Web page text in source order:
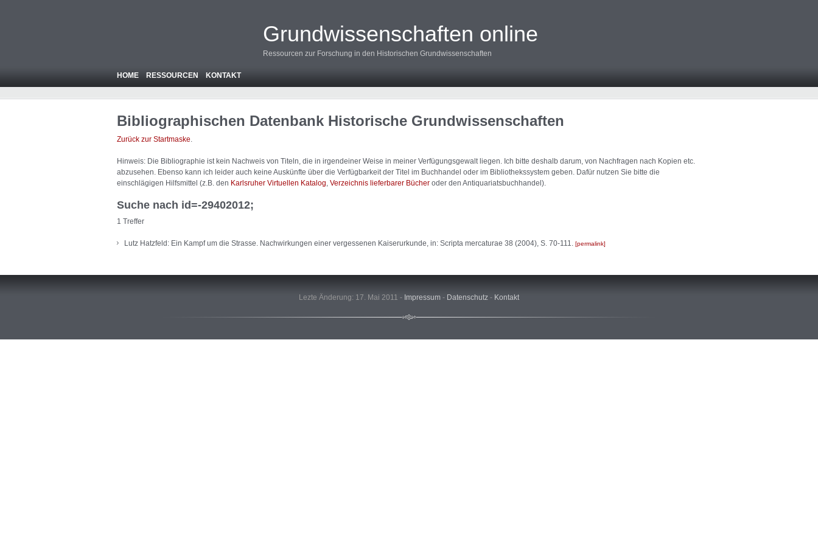
Grundwissenschaften online
Ressourcen zur Forschung in den Historischen Grundwissenschaften
HOME RESSOURCEN KONTAKT
Bibliographischen Datenbank Historische Grundwissenschaften
Zurück zur Startmaske.
Hinweis: Die Bibliographie ist kein Nachweis von Titeln, die in irgendeiner Weise in meiner Verfügungsgewalt liegen. Ich bitte deshalb darum, von Nachfragen nach Kopien etc.
abzusehen. Ebenso kann ich leider auch keine Auskünfte über die Verfügbarkeit der Titel im Buchhandel oder im Bibliothekssystem geben. Dafür nutzen Sie bitte die
einschlägigen Hilfsmittel (z.B. den Karlsruher Virtuellen Katalog Verzeichnis lieferbarer Bücher oder den Antiquariatsbuchhandel).
Suche nach id=-29402012;
1 Treffer
Lutz Hatzfeld: Ein Kampf um die Strasse. Nachwirkungen einer vergessenen Kaiserurkunde, in: Scripta mercaturae 38 (2004), S. 70-111. permalink
Lezte Änderung: 17. Mai 2011 - Impressum - Datenschutz - Kontakt